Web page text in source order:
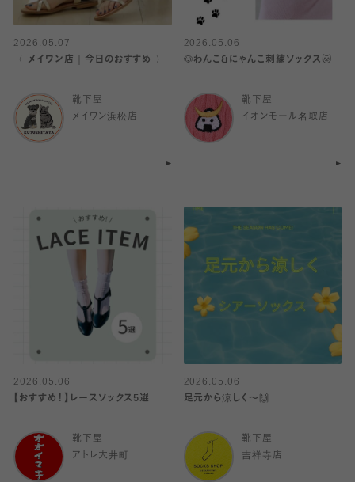
2026.05.07
〈 メイワン店｜今日のおすすめ 〉
靴下屋
メイワン浜松店
2026.05.06
🐶わんこ&にゃんこ刺繍ソックス🐱
靴下屋
イオンモール名取店
2026.05.06
【おすすめ！】レースソックス5選
靴下屋
アトレ大井町
2026.05.06
足元から涼しく〜🙌
靴下屋
吉祥寺店